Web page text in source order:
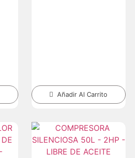
Añadir Al Carrito